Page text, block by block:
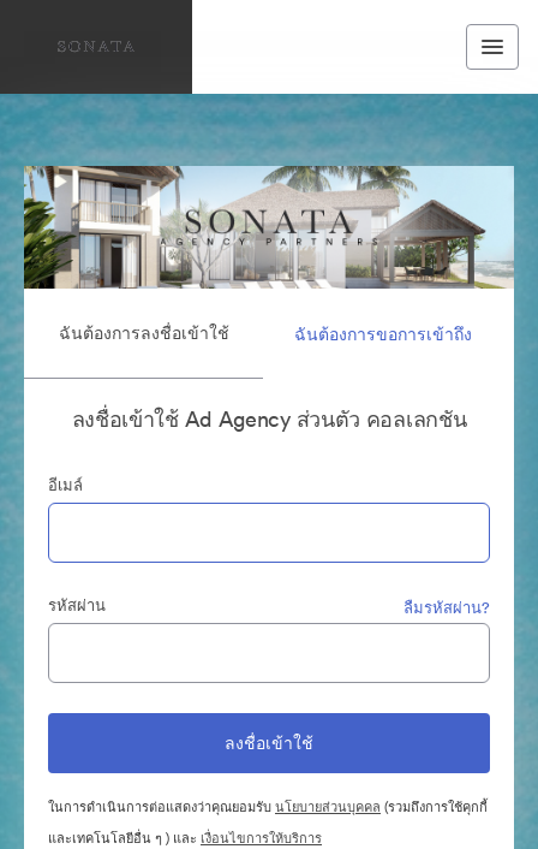
ฉันต้องการลงชื่อเข้าใช้ ฉันต้องการขอการเข้าถึง
ลงชื่อเข้าใช้ Ad Agency ส่วนตัว คอลเลกชัน
อีเมล์
รหัสผ่าน ลืมรหัสผ่าน?
ในการดำเนินการต่อแสดงว่าคุณยอมรับนโยบายส่วนบุคคล (รวมถึงการใช้คุกกี้
และเทคโนโลยีอื่น ๆ ) และ เงื่อนไขการให้บริการ